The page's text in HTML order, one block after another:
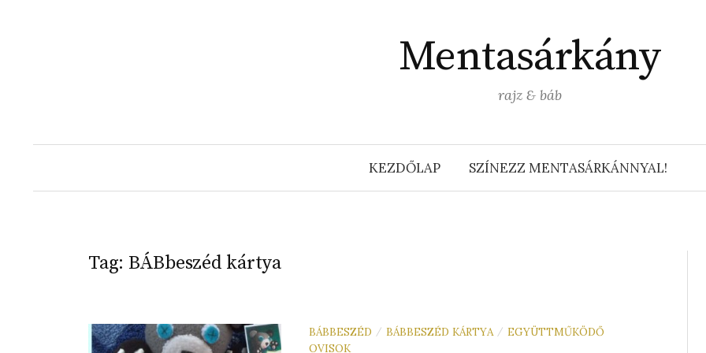
Mentasárkány
rajz & báb
KEZDŐLAP SZÍNEZZ MENTASÁRKÁNNYAL!
Tag: BÁBbeszéd kártya
BÁBBESZÉD / BÁBBESZÉD KÁRTYA / EGYÜTTMŰKÖDŐ
OVISOK